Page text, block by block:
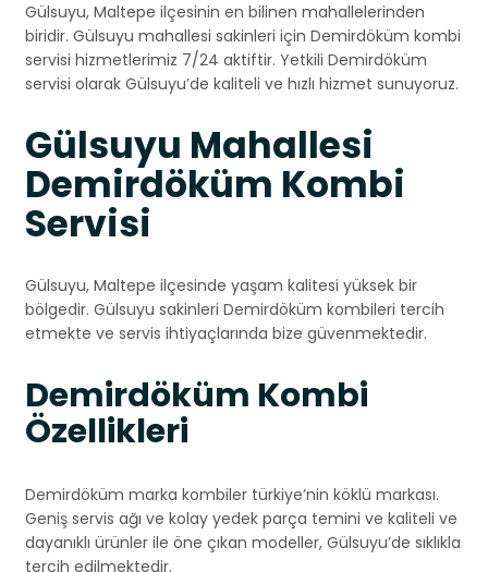
Gülsuyu, Maltepe ilçesinin en bilinen mahallelerinden
biridir. Gülsuyu mahallesi sakinleri için Demirdöküm kombi
servisi hizmetlerimiz 7/24 aktiftir. Yetkili Demirdöküm
servisi olarak Gülsuyu’de kaliteli ve hızlı hizmet sunuyoruz.
Gülsuyu Mahallesi
Demirdöküm Kombi
Servisi
Gülsuyu, Maltepe ilçesinde yaşam kalitesi yüksek bir
bölgedir. Gülsuyu sakinleri Demirdöküm kombileri tercih
etmekte ve servis ihtiyaçlarında bize güvenmektedir.
Demirdöküm Kombi
Özellikleri
Demirdöküm marka kombiler türkiye’nin köklü markası.
Geniş servis ağı ve kolay yedek parça temini ve kaliteli ve
dayanıklı ürünler ile öne çıkan modeller, Gülsuyu’de sıklıkla
tercih edilmektedir.